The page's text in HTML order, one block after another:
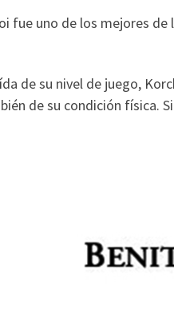
fue uno de los mejores
de su nivel de juego,
de su condición física.